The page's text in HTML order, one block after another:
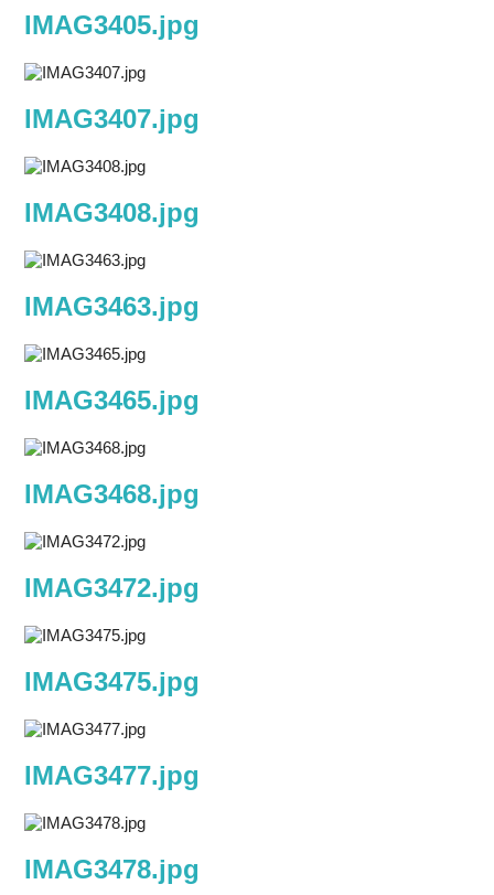
IMAG3405.jpg
IMAG3407.jpg
IMAG3408.jpg
IMAG3463.jpg
IMAG3465.jpg
IMAG3468.jpg
IMAG3472.jpg
IMAG3475.jpg
IMAG3477.jpg
IMAG3478.jpg